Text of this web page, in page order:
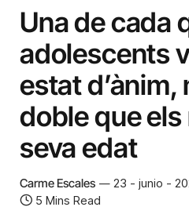
Una de cada
adolescents
estat d’ànim,
doble que els
seva edat
Carme Escales
23 - junio -
5 Mins Read